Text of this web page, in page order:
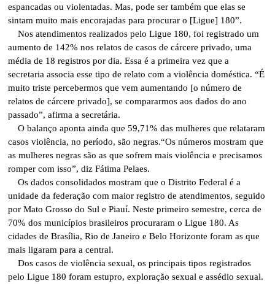
espancadas ou violentadas. Mas, pode ser também que elas se
sintam muito mais encorajadas para procurar o [Ligue] 180”.
Nos atendimentos realizados pelo Ligue 180, foi registrado um
aumento de 142% nos relatos de casos de cárcere privado, uma
média de 18 registros por dia. Essa é a primeira vez que a
secretaria associa esse tipo de relato com a violência doméstica. “É
muito triste percebermos que vem aumentando [o número de
relatos de cárcere privado], se compararmos aos dados do ano
passado”, afirma a secretária.
O balanço aponta ainda que 59,71% das mulheres que relataram
casos violência, no período, são negras.“Os números mostram que
as mulheres negras são as que sofrem mais violência e precisamos
romper com isso”, diz Fátima Pelaes.
Os dados consolidados mostram que o Distrito Federal é a
unidade da federação com maior registro de atendimentos, seguido
por Mato Grosso do Sul e Piauí. Neste primeiro semestre, cerca de
70% dos municípios brasileiros procuraram o Ligue 180. As
cidades de Brasília, Rio de Janeiro e Belo Horizonte foram as que
mais ligaram para a central.
Dos casos de violência sexual, os principais tipos registrados
pelo Ligue 180 foram estupro, exploração sexual e assédio sexual.